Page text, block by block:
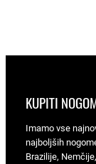
KUPITI
Imamo vse
najboljših
Brazilije,